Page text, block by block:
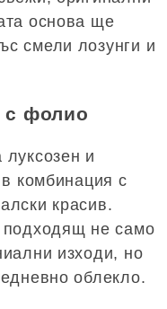
основа ще
смели лозунги и
с фолио
и
комбинация с
красив.
подходящ не само
изходи, но
облекло.